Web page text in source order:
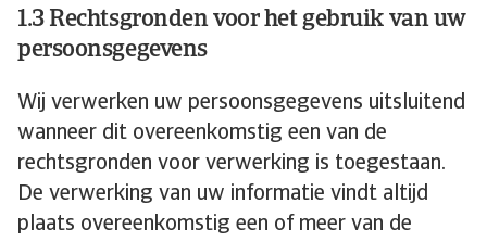
1.3 Rechtsgronden voor het gebruik van uw
persoonsgegevens
Wij verwerken uw persoonsgegevens uitsluitend
wanneer dit overeenkomstig een van de
rechtsgronden voor verwerking is toegestaan.
De verwerking van uw informatie vindt altijd
plaats overeenkomstig een of meer van de